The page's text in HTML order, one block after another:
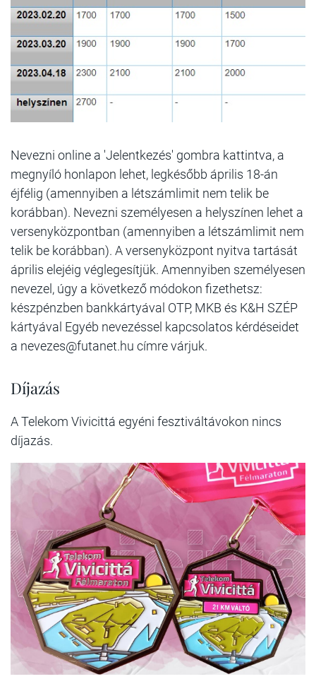
Nevezni online a 'Jelentkezés' gombra kattintva, a
megnyíló honlapon lehet, legkésőbb április 18-án
éjfélig (amennyiben a létszámlimit nem telik be
korábban). Nevezni személyesen a helyszínen lehet a
versenyközpontban (amennyiben a létszámlimit nem
telik be korábban). A versenyközpont nyitva tartását
április elejéig véglegesítjük. Amennyiben személyesen
nevezel, úgy a következő módokon fizethetsz:
készpénzben bankkártyával OTP, MKB és K&H SZÉP
kártyával Egyéb nevezéssel kapcsolatos kérdéseidet
a nevezes@futanet.hu címre várjuk.
Díjazás
A Telekom Vivicittá egyéni fesztiváltávokon nincs
díjazás.